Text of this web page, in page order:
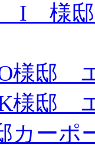
I 様
様邸
様邸
カーポ